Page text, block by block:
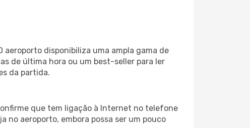
aeroporto disponibiliza uma ampla gama de
de última hora ou um best-seller para ler
da partida.
que tem ligação à Internet no telefone
no aeroporto, embora possa ser um pouco